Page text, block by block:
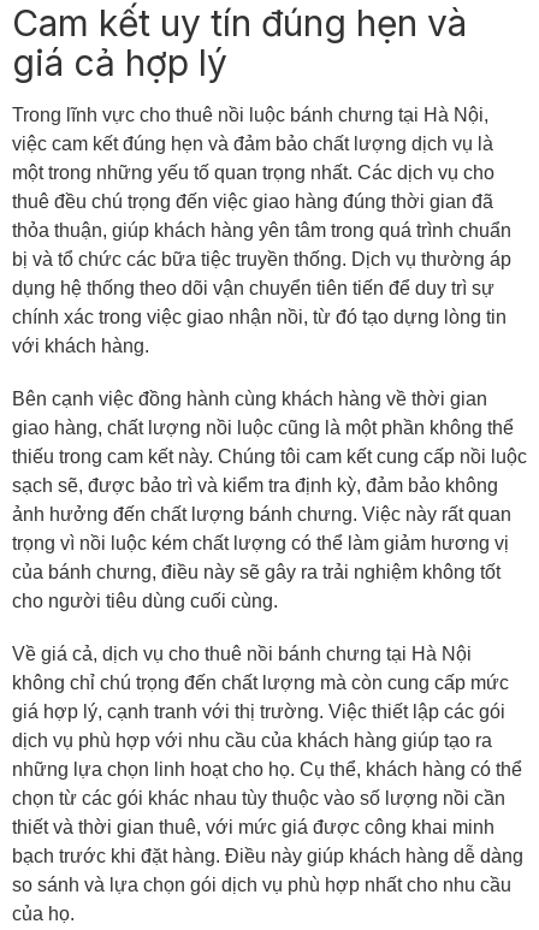
Cam kết uy tín đúng hẹn và
giá cả hợp lý
Trong lĩnh vực cho thuê nồi luộc bánh chưng tại Hà Nội,
việc cam kết đúng hẹn và đảm bảo chất lượng dịch vụ là
một trong những yếu tố quan trọng nhất. Các dịch vụ cho
thuê đều chú trọng đến việc giao hàng đúng thời gian đã
thỏa thuận, giúp khách hàng yên tâm trong quá trình chuẩn
bị và tổ chức các bữa tiệc truyền thống. Dịch vụ thường áp
dụng hệ thống theo dõi vận chuyển tiên tiến để duy trì sự
chính xác trong việc giao nhận nồi, từ đó tạo dựng lòng tin
với khách hàng.
Bên cạnh việc đồng hành cùng khách hàng về thời gian
giao hàng, chất lượng nồi luộc cũng là một phần không thể
thiếu trong cam kết này. Chúng tôi cam kết cung cấp nồi luộc
sạch sẽ, được bảo trì và kiểm tra định kỳ, đảm bảo không
ảnh hưởng đến chất lượng bánh chưng. Việc này rất quan
trọng vì nồi luộc kém chất lượng có thể làm giảm hương vị
của bánh chưng, điều này sẽ gây ra trải nghiệm không tốt
cho người tiêu dùng cuối cùng.
Về giá cả, dịch vụ cho thuê nồi bánh chưng tại Hà Nội
không chỉ chú trọng đến chất lượng mà còn cung cấp mức
giá hợp lý, cạnh tranh với thị trường. Việc thiết lập các gói
dịch vụ phù hợp với nhu cầu của khách hàng giúp tạo ra
những lựa chọn linh hoạt cho họ. Cụ thể, khách hàng có thể
chọn từ các gói khác nhau tùy thuộc vào số lượng nồi cần
thiết và thời gian thuê, với mức giá được công khai minh
bạch trước khi đặt hàng. Điều này giúp khách hàng dễ dàng
so sánh và lựa chọn gói dịch vụ phù hợp nhất cho nhu cầu
của họ.